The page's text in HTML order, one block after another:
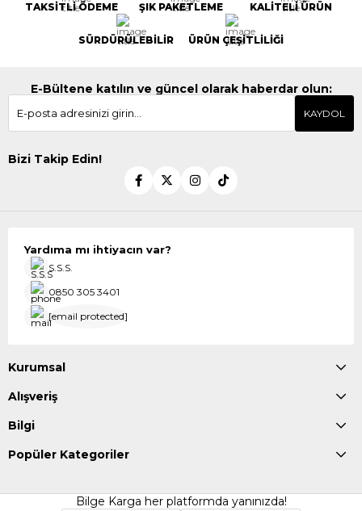
TAKSİTLİ ÖDEME ŞIK PAKETLEME KALİTELİ ÜRÜN
SÜRDÜRÜLEBİLİR ÜRÜN ÇEŞİTLİLİĞİ
E-Bültene katılın ve güncel olarak haberdar olun:
KAYDOL
Bizi Takip Edin!
Yardıma mı ihtiyacın var?
S.S.S.
0850 305 3401
[email protected]
Kurumsal
Alışveriş
Bilgi
Popüler Kategoriler
Bilge Karga her platformda yanınızda!